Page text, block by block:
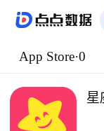
App Store·0
星